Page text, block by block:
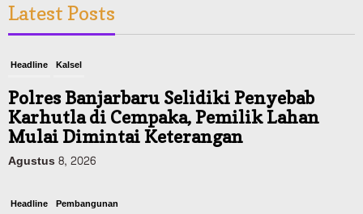
Latest Posts
Headline Kalsel
Polres Banjarbaru Selidiki Penyebab
Karhutla di Cempaka, Pemilik Lahan
Mulai Dimintai Keterangan
Agustus 8, 2026
Headline Pembangunan